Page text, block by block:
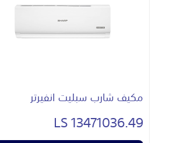
مكيف شارب سبليت انفيرتر
13471036.49 LS